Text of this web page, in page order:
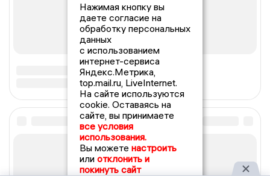
Нажимая кнопку вы
даете согласие на
обработку персональных
данных
с использованием
интернет-сервиса
Яндекс.Метрика,
top.mail.ru, LiveInternet.
На сайте используются
cookie. Оставаясь на
сайте, вы принимаете
все условия
использования.
Вы можете настроить
или отклонить и
покинуть сайт